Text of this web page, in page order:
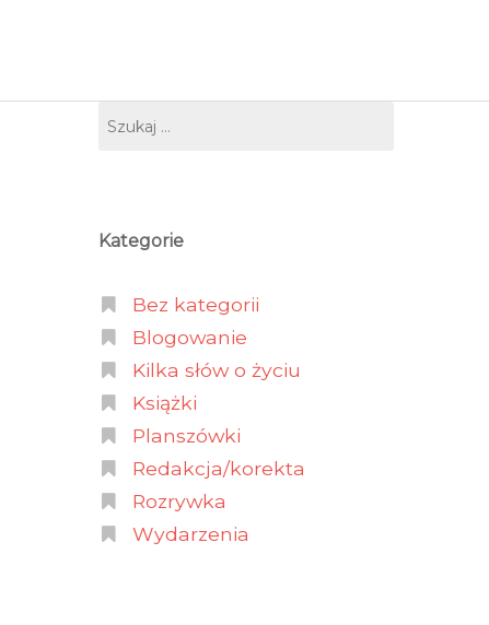
Kategorie
Bez kategorii
Blogowanie
Kilka słów o życiu
Książki
Planszówki
Redakcja/korekta
Rozrywka
Wydarzenia